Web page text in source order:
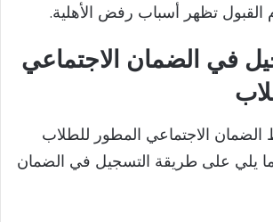
تظهر أسباب رفض الأهلية.
في الضمان الاجتماعي
الاجتماعي المطور للطلاب
يلي على طريقة التسجيل في الضمان